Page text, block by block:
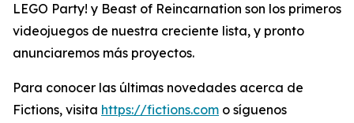
LEGO Party! y Beast of Reincarnation son los primeros
videojuegos de nuestra creciente lista, y pronto
anunciaremos más proyectos.
Para conocer las últimas novedades acerca de
Fictions, visita https://fictions.com o síguenos